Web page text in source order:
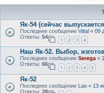
Як-54 (сейчас
Последнее сообщение Viital « 09
Ответы: 54
1 2 3 4
Наш Як-52. Выбор,
Последнее сообщение Serega «
Ответы: 66
1 2 3 4 5
Як-52
Последнее сообщение Lao « 13
Ответы: 28